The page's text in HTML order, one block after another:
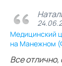
Медицинский
на Манежном
Все отлично,